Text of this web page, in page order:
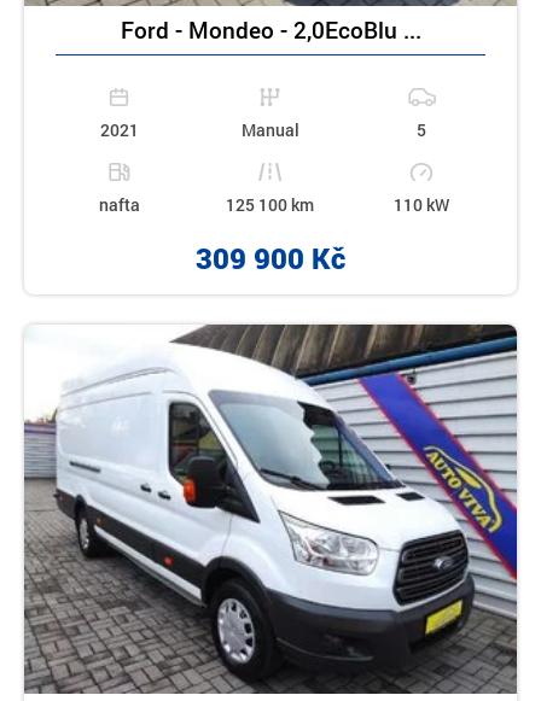
Ford - Mondeo - 2,0EcoBlu ...
2021 Manual 5
nafta 125 100 km 110 kW
309 900 Kč